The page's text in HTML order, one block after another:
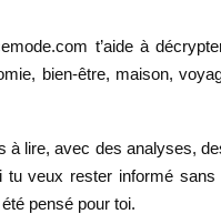
t’aide à
bien-être, maison,
à lire, avec des analyses,
veux rester informé sans
pensé pour toi.